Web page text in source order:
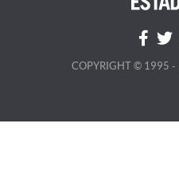
COPYRIGHT © 1995 -